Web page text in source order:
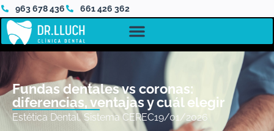
963 678 436 661 426 362
Fundas dentales vs coronas:
diferencias, ventajas y cuál elegir
Estética Dental,Sistema CEREC19/01/2026